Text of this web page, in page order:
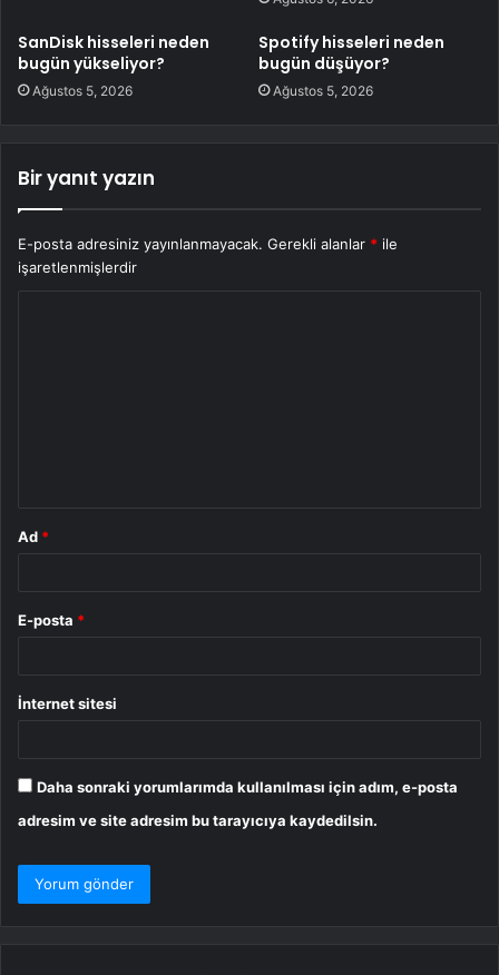
SanDisk hisseleri neden
bugün yükseliyor?
Ağustos 5, 2026
Spotify hisseleri neden
bugün düşüyor?
Ağustos 5, 2026
Bir yanıt yazın
E-posta adresiniz yayınlanmayacak. Gerekli alanlar * ile
işaretlenmişlerdir
Ad *
E-posta *
İnternet sitesi
Daha sonraki yorumlarımda kullanılması için adım, e-posta
adresim ve site adresim bu tarayıcıya kaydedilsin.